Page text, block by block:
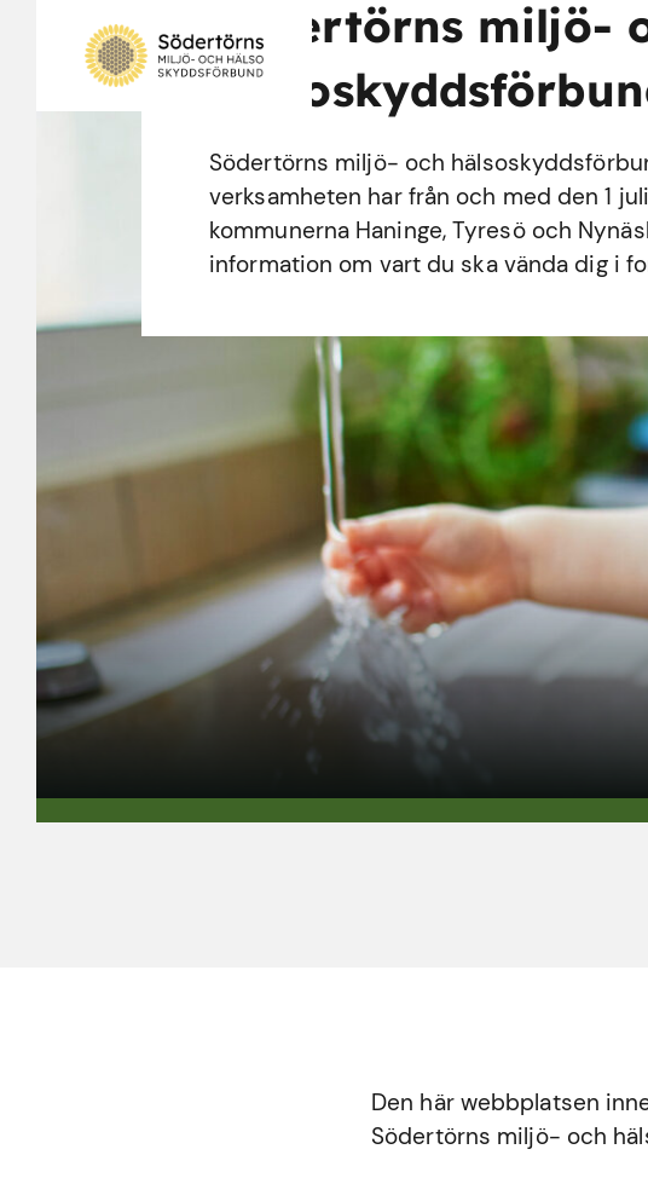
Södertörns miljö-
Södertörns miljö- och
verksamheten har från och med den 1
kommunerna Haninge, Tyresö och
information om vart du ska vända dig i
Den här webbplatsen
Södertörns miljö- och